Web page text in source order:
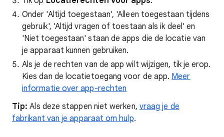
Onder 'Altijd toegestaan', 'Alleen toegestaan tijdens
gebruik', 'Altijd vragen of toestaan als ik deel' en
'Niet toegestaan' staan de apps die de locatie van
je apparaat kunnen gebruiken.
Als je de rechten van de app wilt wijzigen, tik je erop.
Kies dan de locatietoegang voor de app. Meer
informatie over app-rechten
Tip: Als deze stappen niet werken, vraag je de
fabrikant van je apparaat om hulp.